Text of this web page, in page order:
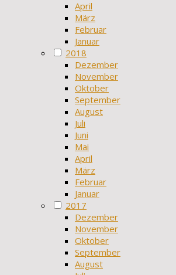
April
März
Februar
Januar
2018
Dezember
November
Oktober
September
August
Juli
Juni
Mai
April
März
Februar
Januar
2017
Dezember
November
Oktober
September
August